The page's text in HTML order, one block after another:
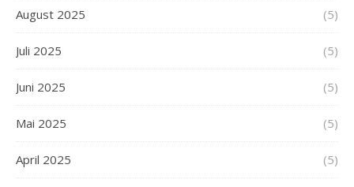
August 2025 (5)
Juli 2025 (5)
Juni 2025 (5)
Mai 2025 (5)
April 2025 (5)